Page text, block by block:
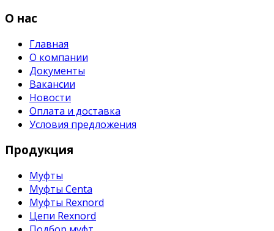
О нас
Главная
О компании
Документы
Вакансии
Новости
Оплата и доставка
Условия предложения
Продукция
Муфты
Муфты Centa
Муфты Rexnord
Цепи Rexnord